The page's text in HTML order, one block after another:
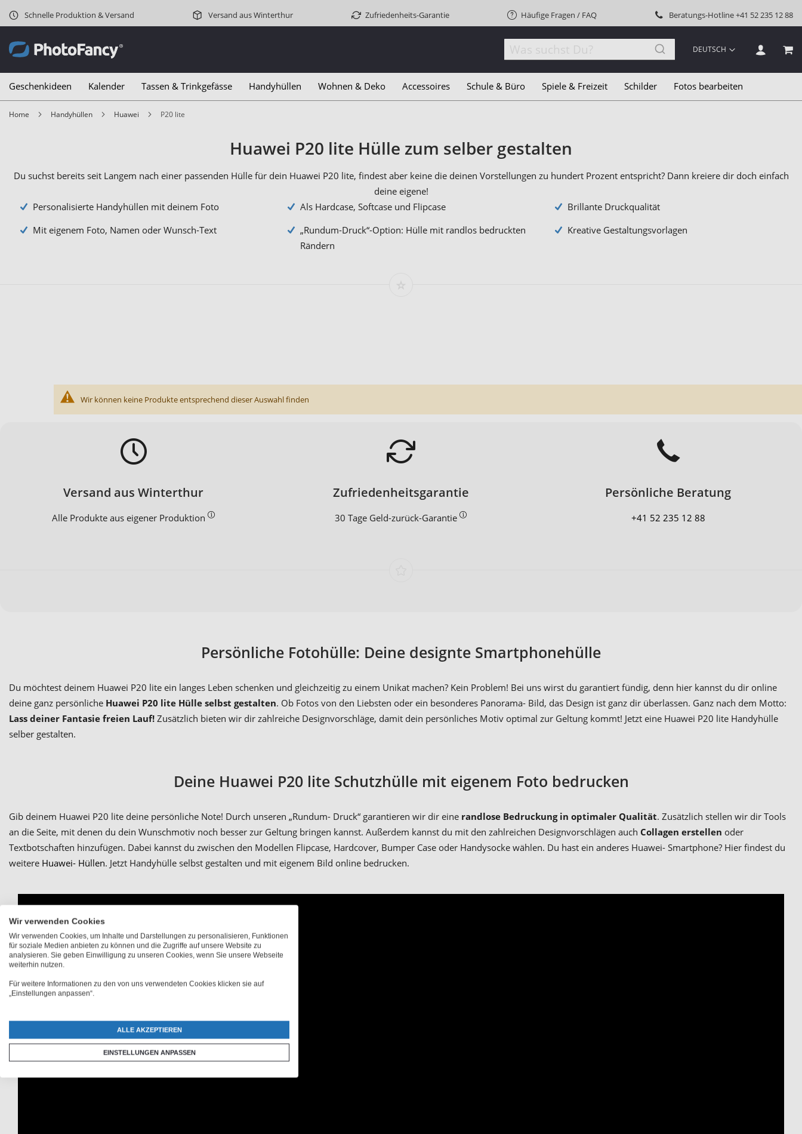
Schnelle Produktion & Versand Versand aus Winterthur Zufriedenheits-Garantie Häufige Fragen / FAQ Beratungs-Hotline+41 52 235 12 88
SPRACHE
DEUTSCH
Geschenkideen Kalender Tassen & Trinkgefässe Handyhüllen Wohnen & Deko Accessoires Schule & Büro Spiele & Freizeit Schilder Fotos bearbeiten
Home Handyhüllen Huawei P20 lite
Huawei P20 lite Hülle zum selber gestalten
Du suchst bereits seit Langem nach einer passenden Hülle für dein Huawei P20 lite, findest aber keine die deinen Vorstellungen zu hundert Prozent entspricht? Dann kreiere dir doch einfach
deine eigene!
Personalisierte Handyhüllen mit deinem Foto
Mit eigenem Foto, Namen oder Wunsch-Text
Als Hardcase, Softcase und Flipcase
„Rundum-Druck“-Option: Hülle mit randlos bedruckten
Rändern
Brillante Druckqualität
Kreative Gestaltungsvorlagen
Wir können keine Produkte entsprechend dieser Auswahl finden
Versand aus Winterthur
Alle Produkte aus eigener Produktion
Zufriedenheitsgarantie
30 Tage Geld-zurück-Garantie
Persönliche Beratung
+41 52 235 12 88
Persönliche Fotohülle: Deine designte Smartphonehülle
Du möchtest deinem Huawei P20 lite ein langes Leben schenken und gleichzeitig zu einem Unikat machen? Kein Problem! Bei uns wirst du garantiert fündig, denn hier kannst du dir online
deine ganz persönliche Huawei P20 lite Hülle selbst gestalten. Ob Fotos von den Liebsten oder ein besonderes Panorama- Bild, das Design ist ganz dir überlassen. Ganz nach dem Motto:
Lass deiner Fantasie freien Lauf! Zusätzlich bieten wir dir zahlreiche Designvorschläge, damit dein persönliches Motiv optimal zur Geltung kommt! Jetzt eine Huawei P20 lite Handyhülle
selber gestalten.
Deine Huawei P20 lite Schutzhülle mit eigenem Foto bedrucken
Gib deinem Huawei P20 lite deine persönliche Note! Durch unseren „Rundum- Druck“ garantieren wir dir eine randlose Bedruckung in optimaler Qualität. Zusätzlich stellen wir dir Tools
an die Seite, mit denen du dein Wunschmotiv noch besser zur Geltung bringen kannst. Außerdem kannst du mit den zahlreichen Designvorschlägen auch Collagen erstellen oder
Textbotschaften hinzufügen. Dabei kannst du zwischen den Modellen Flipcase, Hardcover, Bumper Case oder Handysocke wählen. Du hast ein anderes Huawei- Smartphone? Hier findest du
weitere Huawei- Hüllen. Jetzt Handyhülle selbst gestalten und mit eigenem Bild online bedrucken.
Wir verwenden Cookies
Wir verwenden Cookies, um Inhalte und Darstellungen zu personalisieren, Funktionen
für soziale Medien anbieten zu können und die Zugriffe auf unsere Website zu
analysieren. Sie geben Einwilligung zu unseren Cookies, wenn Sie unsere Webseite
weiterhin nutzen.
Für weitere Informationen zu den von uns verwendeten Cookies klicken sie auf
„Einstellungen anpassen“.
ALLE AKZEPTIEREN
EINSTELLUNGEN ANPASSEN